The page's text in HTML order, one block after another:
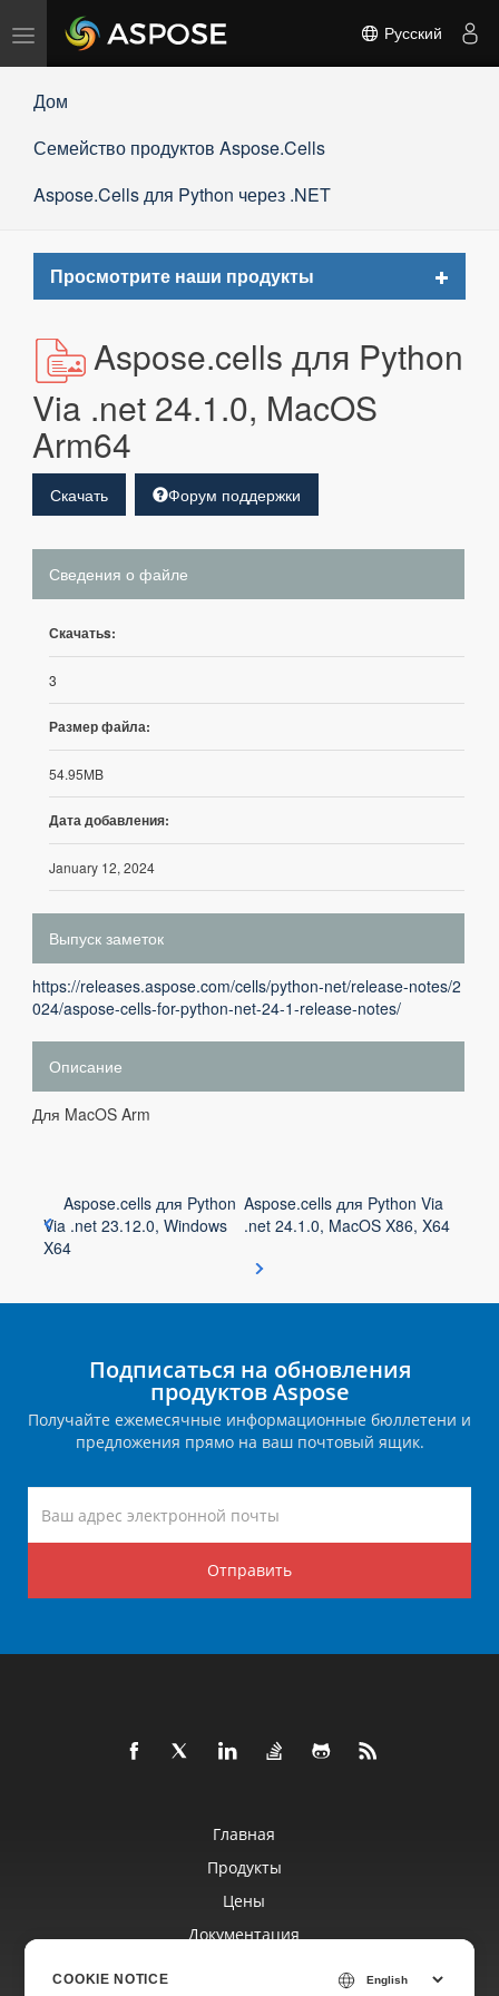
Переключить
навигацию
Русский
Дом
Семейство продуктов Aspose.Cells
Aspose.Cells для Python через .NET
Просмотрите наши продукты
Toggle
Aspose.cells для Python
Via .net 24.1.0, MacOS
Arm64
Скачать Форум поддержки
Сведения о файле
Скачатьs:
3
Размер файла:
54.95MB
Дата добавления:
January 12, 2024
Выпуск заметок
https://releases.aspose.com/cells/python-net/release-notes/2
024/aspose-cells-for-python-net-24-1-release-notes/
Описание
Для MacOS Arm
Aspose.cells для Python
Via .net 23.12.0, Windows
X64
Aspose.cells для Python Via
.net 24.1.0, MacOS X86, X64
Подписаться на обновления
продуктов Aspose
Получайте ежемесячные информационные бюллетени и
предложения прямо на ваш почтовый ящик.
Отправить
Главная
Продукты
Цены
Документация
COOKIE NOTICE